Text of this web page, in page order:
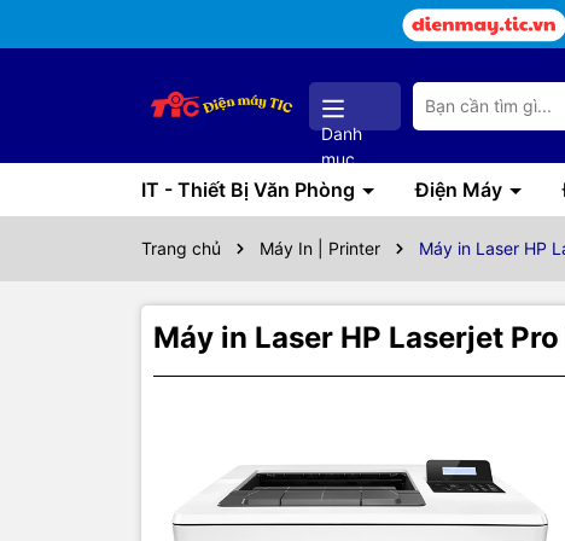
Danh
mục
IT - Thiết Bị Văn Phòng Điện Máy
Trang chủ Máy In | Printer Máy in Laser HP
Máy in Laser HP Laserjet
Thông
Máy